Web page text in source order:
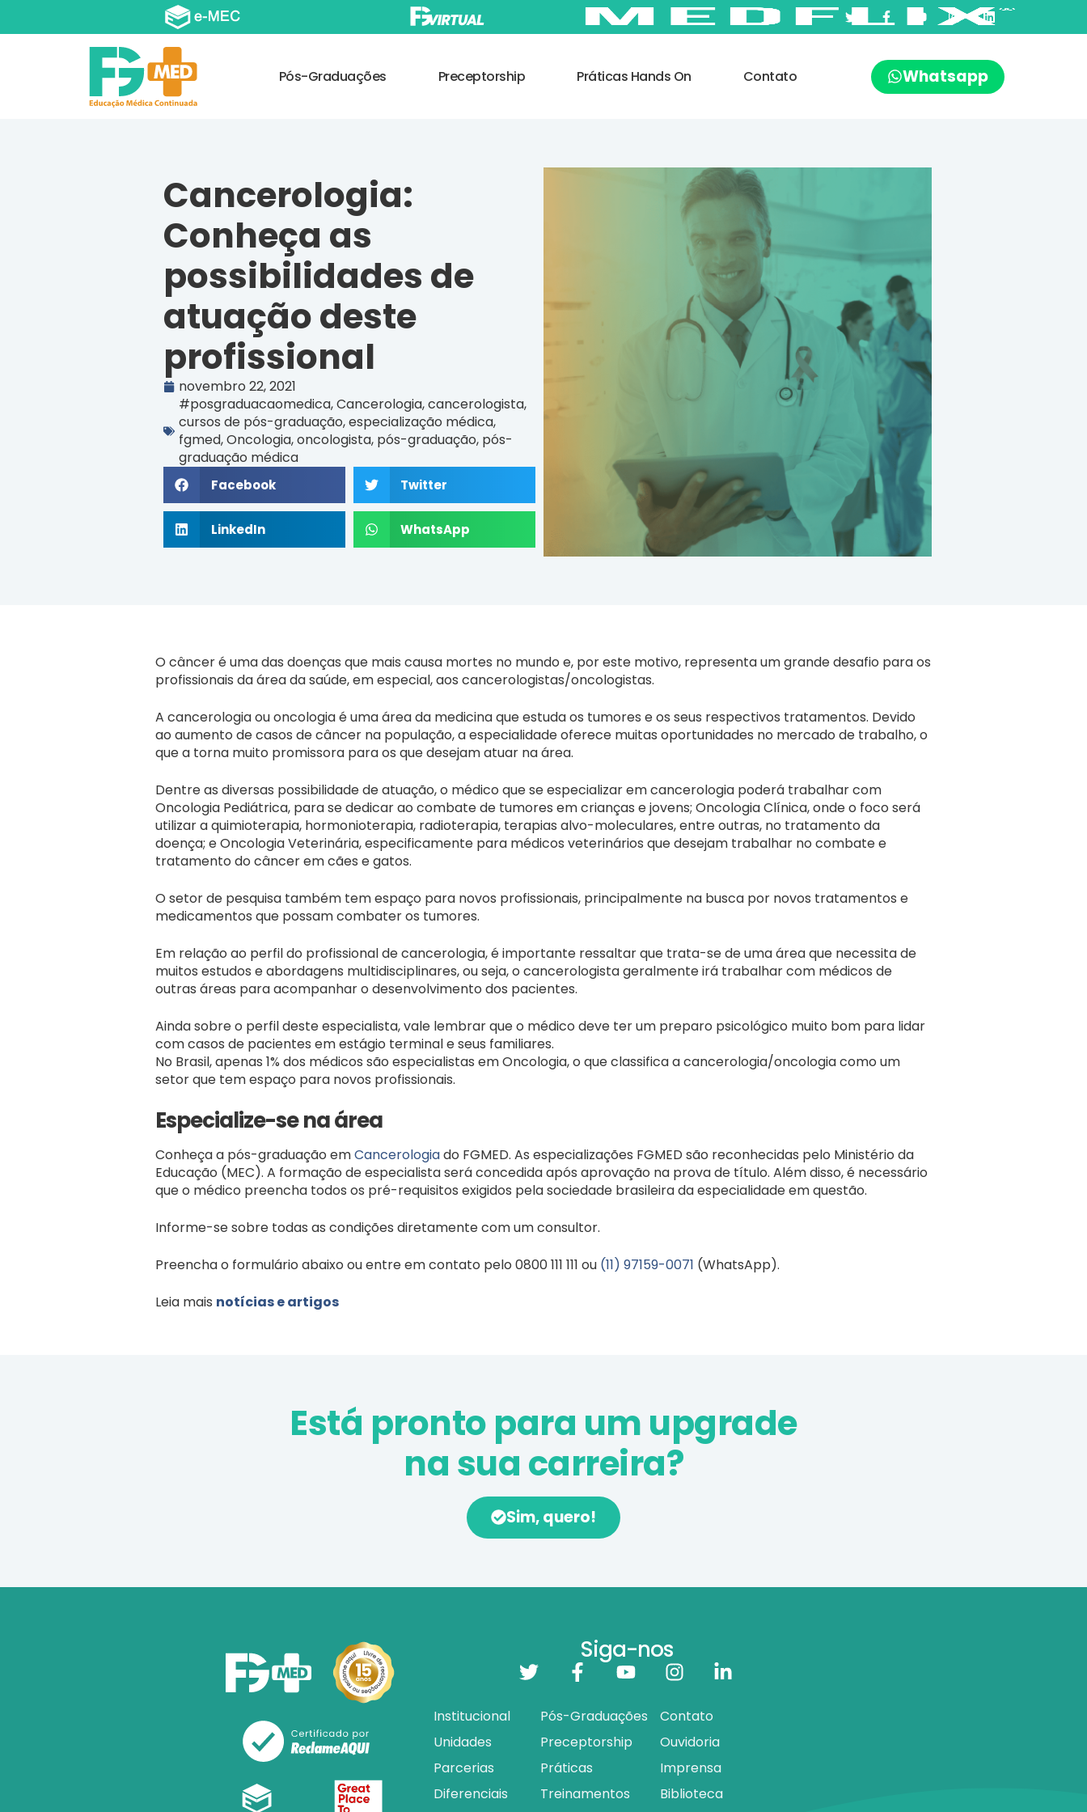
Pós-Graduações Preceptorship Práticas Hands On Contato Whatsapp
Cancerologia:
Conheça as
possibilidades de
atuação deste
profissional
novembro 22, 2021
#posgraduacaomedica,Cancerologia,cancerologista,
cursos de pós-graduação,especialização médica,
fgmed,Oncologia,oncologista, pós-graduação, pós-
graduação médica
Facebook Twitter
LinkedIn WhatsApp
O câncer é uma das doenças que mais causa mortes no mundo e, por este motivo, representa um grande desafio para os
profissionais da área da saúde, em especial, aos cancerologistas/oncologistas.
A cancerologia ou oncologia é uma área da medicina que estuda os tumores e os seus respectivos tratamentos. Devido
ao aumento de casos de câncer na população, a especialidade oferece muitas oportunidades no mercado de trabalho, o
que a torna muito promissora para os que desejam atuar na área.
Dentre as diversas possibilidade de atuação, o médico que se especializar em cancerologia poderá trabalhar com
Oncologia Pediátrica, para se dedicar ao combate de tumores em crianças e jovens; Oncologia Clínica, onde o foco será
utilizar a quimioterapia, hormonioterapia, radioterapia, terapias alvo-moleculares, entre outras, no tratamento da
doença; e Oncologia Veterinária, especificamente para médicos veterinários que desejam trabalhar no combate e
tratamento do câncer em cães e gatos.
O setor de pesquisa também tem espaço para novos profissionais, principalmente na busca por novos tratamentos e
medicamentos que possam combater os tumores.
Em relação ao perfil do profissional de cancerologia, é importante ressaltar que trata-se de uma área que necessita de
muitos estudos e abordagens multidisciplinares, ou seja, o cancerologista geralmente irá trabalhar com médicos de
outras áreas para acompanhar o desenvolvimento dos pacientes.
Ainda sobre o perfil deste especialista, vale lembrar que o médico deve ter um preparo psicológico muito bom para lidar
com casos de pacientes em estágio terminal e seus familiares.
No Brasil, apenas 1% dos médicos são especialistas em Oncologia, o que classifica a cancerologia/oncologia como um
setor que tem espaço para novos profissionais.
Especialize-se na área
Conheça a pós-graduação emCancerologiado FGMED. As especializações FGMED são reconhecidas pelo Ministério da
Educação (MEC). A formação de especialista será concedida após aprovação na prova de título. Além disso, é necessário
que o médico preencha todos os pré-requisitos exigidos pela sociedade brasileira da especialidade em questão.
Informe-se sobre todas as condições diretamente com um consultor.
Preencha o formulário abaixo ou entre em contato pelo 0800 111 111 ou (11) 97159-0071 (WhatsApp).
Leia mais notícias e artigos
Está pronto para um upgrade
na sua carreira?
Sim, quero!
Siga-nos
Institucional
Unidades
Parcerias
Diferenciais
Pós-Graduações
Preceptorship
Práticas
Treinamentos
Contato
Ouvidoria
Imprensa
Biblioteca